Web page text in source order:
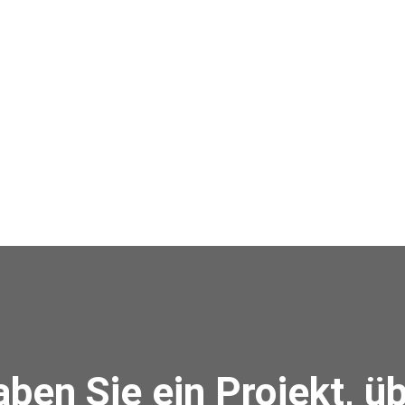
Sie ein Projekt,